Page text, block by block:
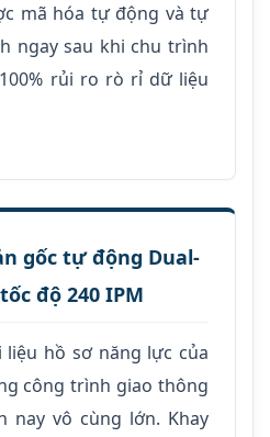
mã hóa tự động và tự
ngay sau khi chu trình
rủi ro rò rỉ dữ liệu
gốc tự động Dual-
độ 240 IPM
liệu hồ sơ năng lực của
công trình giao thông
nay vô cùng lớn. Khay